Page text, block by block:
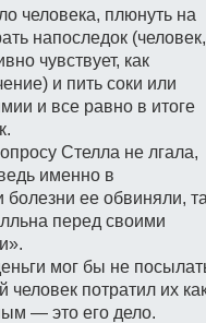
человека, плюнуть на
напоследок (человек,
чувствует, как
и пить соки или
и все равно в итоге
Стелла не лгала,
именно в
ее обвиняли,
перед своими
мог бы не
человек потратил их
— это его дело.